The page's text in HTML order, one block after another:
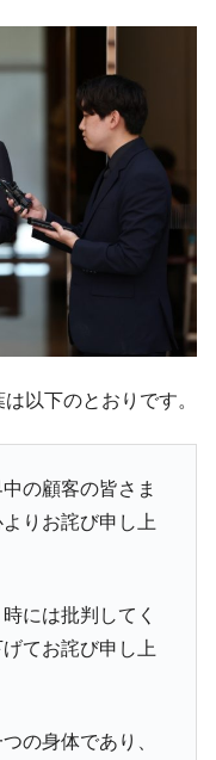
以下のとおりです。
の顧客の皆さま
りお詫び申し上
には批判してく
てお詫び申し上
の身体であり、